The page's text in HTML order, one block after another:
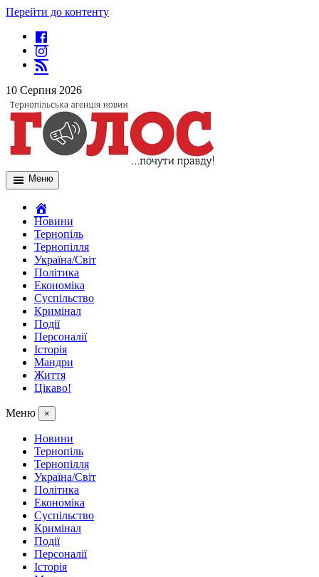
Перейти до контенту
10 Серпня 2026
Меню
Новини
Тернопіль
Тернопілля
Україна/Світ
Політика
Економіка
Суспільство
Кримінал
Події
Персоналії
Історія
Мандри
Життя
Цікаво!
Меню ×
Новини
Тернопіль
Тернопілля
Україна/Світ
Політика
Економіка
Суспільство
Кримінал
Події
Персоналії
Історія